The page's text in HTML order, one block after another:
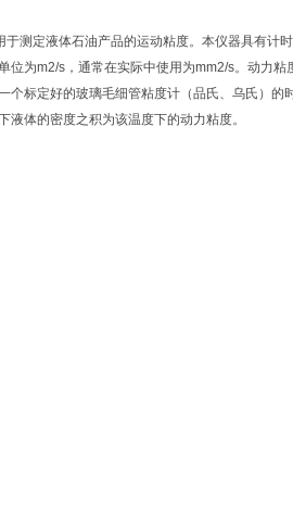
测定液体石油产品的运动粘度。本仪器具有计
位为m2/s，通常在实际中使用为mm2/s。动力粘
标定好的玻璃毛细管粘度计（品氏、乌氏）的
体的密度之积为该温度下的动力粘度。